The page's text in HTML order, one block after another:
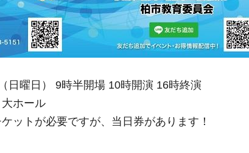
日曜日） 9時半開場 10時開演 16時終演
ホール
ットが必要ですが、当日券があります！